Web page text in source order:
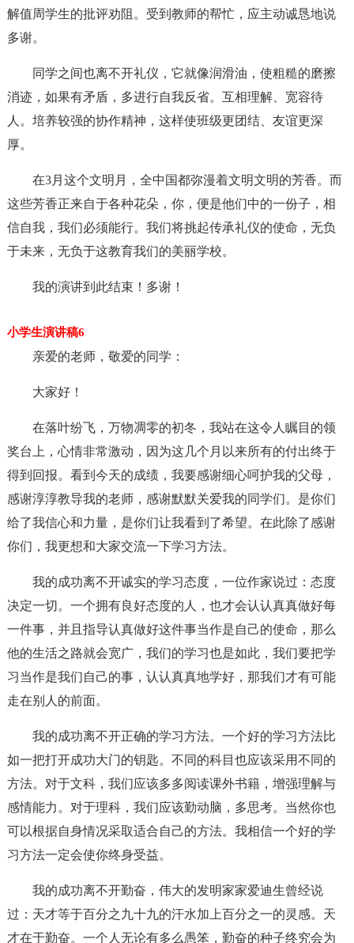
解值周学生的批评劝阻。受到教师的帮忙，应主动诚恳地说
多谢。
同学之间也离不开礼仪，它就像润滑油，使粗糙的磨擦
消迹，如果有矛盾，多进行自我反省。互相理解、宽容待
人。培养较强的协作精神，这样使班级更团结、友谊更深
厚。
在3月这个文明月，全中国都弥漫着文明文明的芳香。而
这些芳香正来自于各种花朵，你，便是他们中的一份子，相
信自我，我们必须能行。我们将挑起传承礼仪的使命，无负
于未来，无负于这教育我们的美丽学校。
我的演讲到此结束！多谢！
小学生演讲稿6
亲爱的老师，敬爱的同学：
大家好！
在落叶纷飞，万物凋零的初冬，我站在这令人瞩目的领
奖台上，心情非常激动，因为这几个月以来所有的付出终于
得到回报。看到今天的成绩，我要感谢细心呵护我的父母，
感谢淳淳教导我的老师，感谢默默关爱我的同学们。是你们
给了我信心和力量，是你们让我看到了希望。在此除了感谢
你们，我更想和大家交流一下学习方法。
我的成功离不开诚实的学习态度，一位作家说过：态度
决定一切。一个拥有良好态度的人，也才会认认真真做好每
一件事，并且指导认真做好这件事当作是自己的使命，那么
他的生活之路就会宽广，我们的学习也是如此，我们要把学
习当作是我们自己的事，认认真真地学好，那我们才有可能
走在别人的前面。
我的成功离不开正确的学习方法。一个好的学习方法比
如一把打开成功大门的钥匙。不同的科目也应该采用不同的
方法。对于文科，我们应该多多阅读课外书籍，增强理解与
感情能力。对于理科，我们应该勤动脑，多思考。当然你也
可以根据自身情况采取适合自己的方法。我相信一个好的学
习方法一定会使你终身受益。
我的成功离不开勤奋，伟大的发明家家爱迪生曾经说
过：天才等于百分之九十九的汗水加上百分之一的灵感。天
才在于勤奋。一个人无论有多么愚笨，勤奋的种子终究会为